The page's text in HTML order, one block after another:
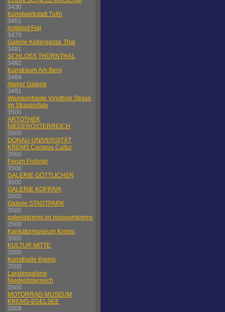
3430
Kunstwerkstatt Tulln
3451
Antikhof Figl
3470
Galerie Kellergasse Thal
3481
SCHLOSS THÜRNTHAL
3482
Kunstraum Am Berg
3484
Atelier Galerie
3491
Weinkontraste Vinothek Strass
im Strassertale
3500
ARTOTHEK
NIEDERÖSTERREICH
3500
DONAU-UNIVERSITÄT
KREMS Campus Cultur
3500
Forum Frohner
3500
GALERIE GÖTTLICHER
3500
GALERIE KOPRIVA
3500
Galerie STADTPARK
3500
galeriekrems im museumkrems
3500
Karikaturmuseum Krems
3500
KULTUR MITTE
3500
Kunsthalle Krems
3500
Landesgalerie
Niederösterreich
3500
MOTORRAD-MUSEUM
KREMS-EGELSEE
3508